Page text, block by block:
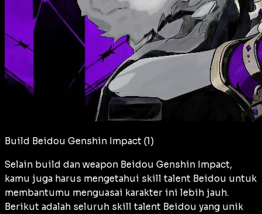
Build Beidou Genshin Impact (1)
Selain build dan weapon Beidou Genshin Impact,
kamu juga harus mengetahui skill talent Beidou untuk
membantumu menguasai karakter ini lebih jauh.
Berikut adalah seluruh skill talent Beidou yang unik